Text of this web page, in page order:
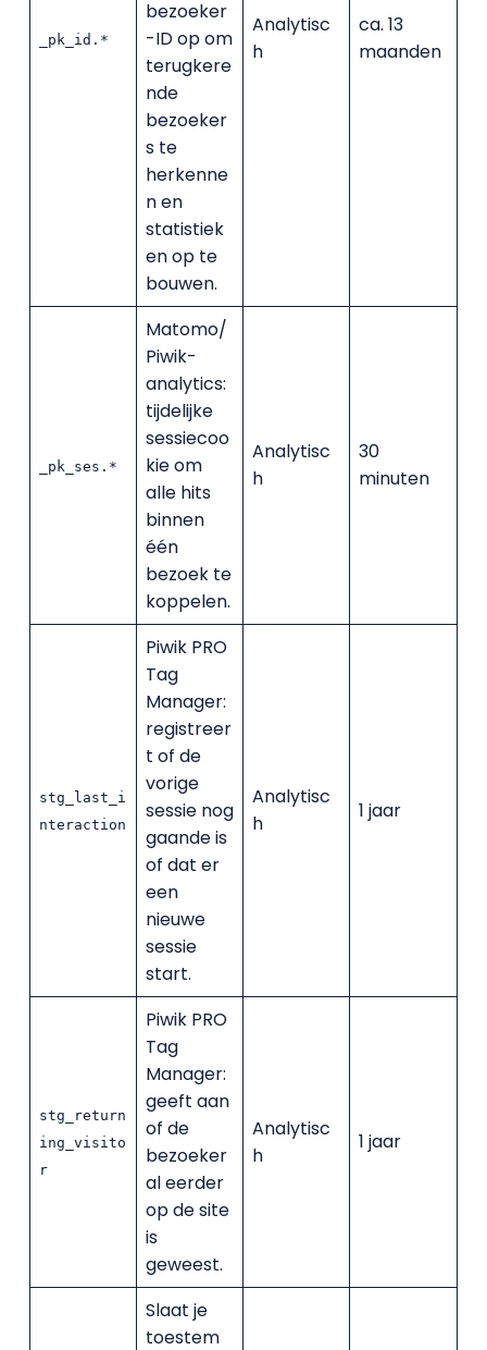
_pk_id.*
bezoeker
-ID op om
terugkere
nde
bezoeker
s te
herkenne
n en
statistiek
en op te
bouwen.
Analytisc
h
ca. 13
maanden
_pk_ses.*
Matomo/
Piwik-
analytics:
tijdelijke
sessiecoo
kie om
alle hits
binnen
één
bezoek te
koppelen.
Analytisc
h
30
minuten
stg_last_i
nteraction
Piwik PRO
Tag
Manager:
registreer
t of de
vorige
sessie nog
gaande is
of dat er
een
nieuwe
sessie
start.
Analytisc
h
1 jaar
stg_return
ing_visito
r
Piwik PRO
Tag
Manager:
geeft aan
of de
bezoeker
al eerder
op de site
is
geweest.
Analytisc
h
1 jaar
Slaat je
toestem